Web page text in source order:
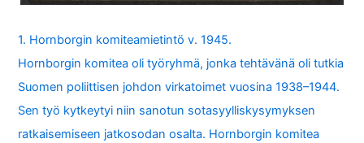
1. Hornborgin komiteamietintö v. 1945.
Hornborgin komitea oli työryhmä, jonka tehtävänä oli tutkia
Suomen poliittisen johdon virkatoimet vuosina 1938–1944.
Sen työ kytkeytyi niin sanotun sotasyylliskysymyksen
ratkaisemiseen jatkosodan osalta. Hornborgin komitea